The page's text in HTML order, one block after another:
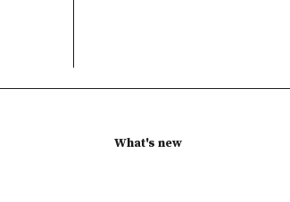
What's new